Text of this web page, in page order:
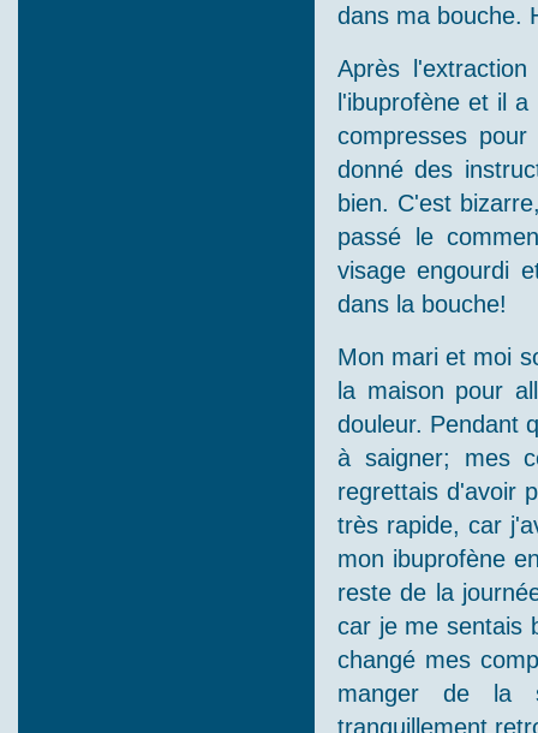
dans ma bouche.
Après
l'ibuprofène et il
compresses
donné des
bien. C'est
passé le
visage engourdi
dans la bouche!
Mon mari et moi
la maison pour
douleur. Pendant
à saigner; mes
regrettais d'avoir
très rapide, car
mon ibuprofène
reste de la
car je me sentais
changé mes
manger de la
tranquillement